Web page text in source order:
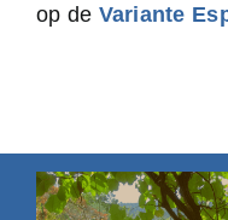
op de Variante